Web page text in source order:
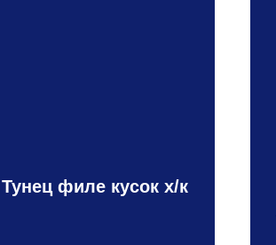
Тунец филе кусок х/к